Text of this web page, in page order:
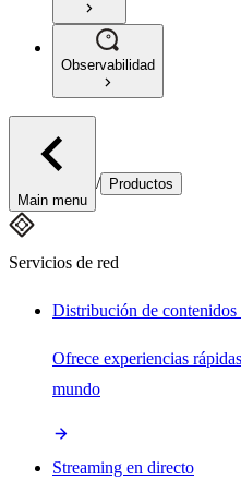
Observabilidad
Main menu
/ Productos
Servicios de red
Distribución de
Ofrece experiencias
mundo
Streaming en directo